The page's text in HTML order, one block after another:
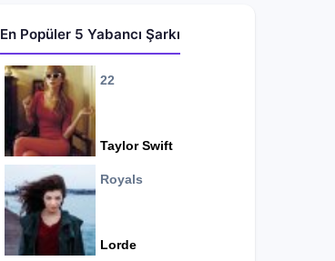
En Popüler 5 Yabancı Şarkı
22
Taylor Swift
Royals
Lorde